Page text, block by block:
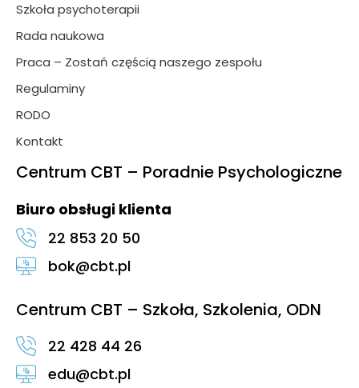
Szkoła psychoterapii
Rada naukowa
Praca – Zostań częścią naszego zespołu
Regulaminy
RODO
Kontakt
Centrum CBT – Poradnie Psychologiczne
Biuro obsługi klienta
22 853 20 50
bok@cbt.pl
Centrum CBT – Szkoła, Szkolenia, ODN
22 428 44 26
edu@cbt.pl